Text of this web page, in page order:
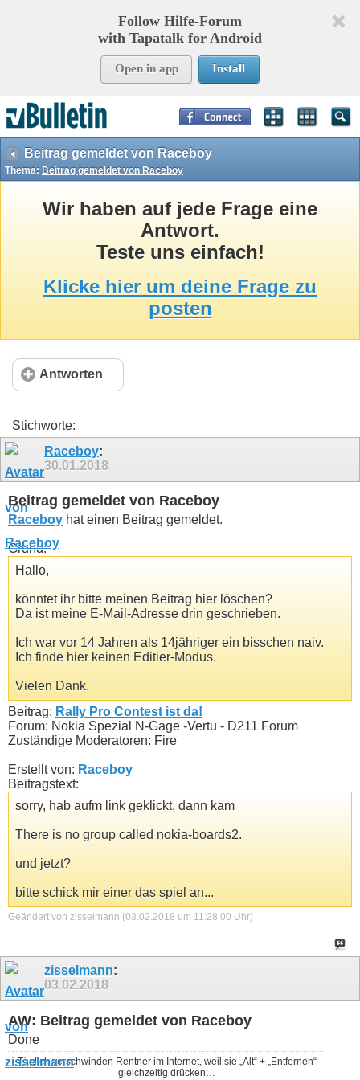
Follow Hilfe-Forum
with Tapatalk for Android
Open in app Install
Beitrag gemeldet von Raceboy
Thema: Beitrag gemeldet von Raceboy
Wir haben auf jede Frage eine
Antwort.
Teste uns einfach!
Klicke hier um deine Frage zu
posten
Antworten
Stichworte:
Raceboy:
30.01.2018
Beitrag gemeldet von Raceboy
Raceboy hat einen Beitrag gemeldet.
Grund:
Hallo,
könntet ihr bitte meinen Beitrag hier löschen?
Da ist meine E-Mail-Adresse drin geschrieben.
Ich war vor 14 Jahren als 14jähriger ein bisschen naiv.
Ich finde hier keinen Editier-Modus.
Vielen Dank.
Beitrag: Rally Pro Contest ist da!
Forum: Nokia Spezial N-Gage -Vertu - D211 Forum
Zuständige Moderatoren: Fire
Erstellt von: Raceboy
Beitragstext:
sorry, hab aufm link geklickt, dann kam
There is no group called nokia-boards2.
und jetzt?
bitte schick mir einer das spiel an...
Geändert von zisselmann (03.02.2018 um 11:28:00 Uhr)
zisselmann:
03.02.2018
AW: Beitrag gemeldet von Raceboy
Done
Täglich verschwinden Rentner im Internet, weil sie „Alt“ + „Entfernen“
gleichzeitig drücken…
Page Time:0,14450
Templates:37